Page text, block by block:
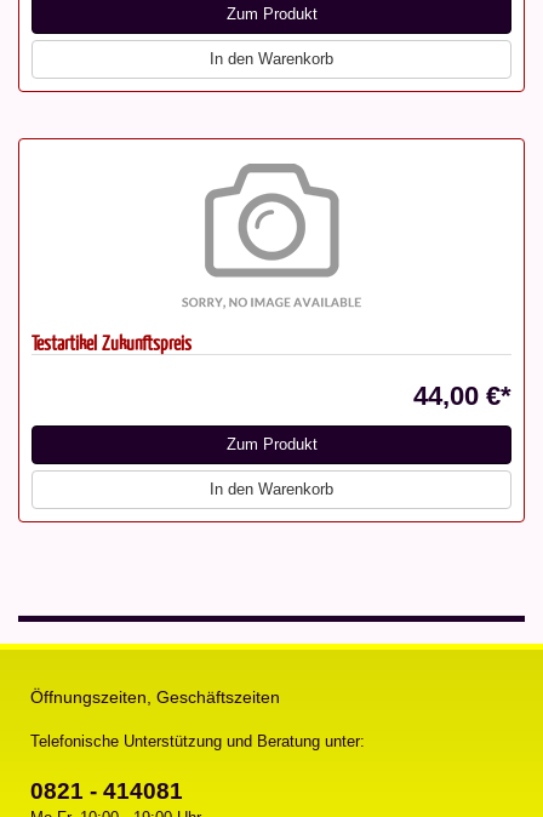
Zum Produkt
In den Warenkorb
Testartikel Zukunftspreis
44,00 €*
Zum Produkt
In den Warenkorb
Öffnungszeiten, Geschäftszeiten
Telefonische Unterstützung und Beratung unter:
0821 - 414081